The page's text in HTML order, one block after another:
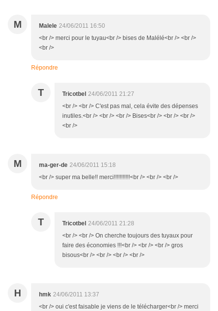
M Malele 24/06/2011 16:50
<br /> merci pour le tuyau<br /> bises de Malélé<br /> <br />
<br />
Répondre
T Tricotbel 24/06/2011 21:27
<br /> <br /> C'est pas mal, cela évite des dépenses
inutiles.<br /> <br /> <br /> Bises<br /> <br /> <br />
<br />
M ma-ger-de 24/06/2011 15:18
<br /> super ma belle!! merci!!!!!!!!!!!<br /> <br /> <br />
Répondre
T Tricotbel 24/06/2011 21:28
<br /> <br /> On cherche toujours des tuyaux pour
faire des économies !!!<br /> <br /> <br /> gros
bisous<br /> <br /> <br /> <br />
H hmk 24/06/2011 13:37
<br /> oui c'est faisable je viens de le télécharger<br /> merci